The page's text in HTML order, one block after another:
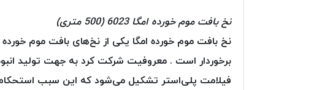
نخ بافت موم خورده امگا 6023 (500 متری)
نخ بافت موم خورده امگا یکی از نخ‌های بافت موم
برخوردار است . معروفیت شرکت کرد به جهت تولید
فیلامت پلی‌استر تشکیل می‌شود که این سبب استحکام